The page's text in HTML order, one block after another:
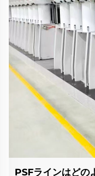
PSFラインはどの